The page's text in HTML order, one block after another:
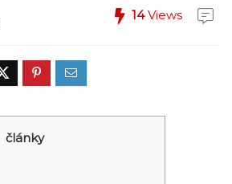
14Views
články